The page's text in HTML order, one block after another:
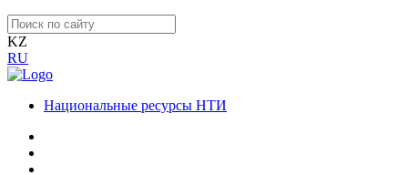
KZ
RU
Национальные ресурсы НТИ